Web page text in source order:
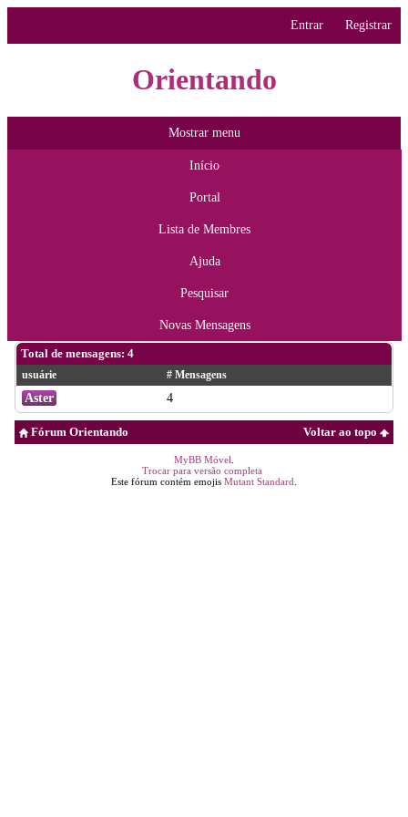
Entrar Registrar
Orientando
Mostrar menu
Início
Portal
Lista de Membres
Ajuda
Pesquisar
Novas Mensagens
Total de mensagens: 4
usuárie # Mensagens
Aster 4
Voltar ao topo
Fórum Orientando
MyBB Móvel
Trocar para versão completa
Este fórum contém emojis Mutant Standard